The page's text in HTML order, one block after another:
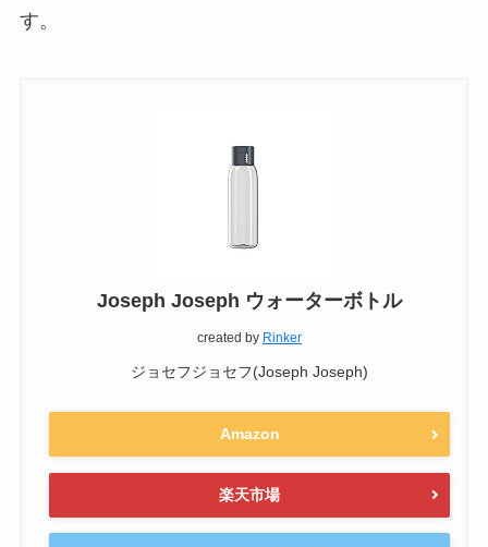
す。
Joseph Joseph ウォーターボトル
created by Rinker
ジョセフジョセフ(Joseph Joseph)
Amazon
楽天市場